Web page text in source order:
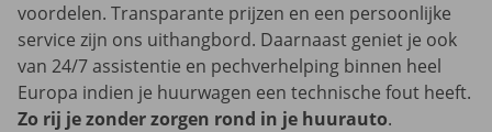
voordelen. Transparante prijzen en een persoonlijke
service zijn ons uithangbord. Daarnaast geniet je ook
van 24/7 assistentie en pechverhelping binnen heel
Europa indien je huurwagen een technische fout heeft.
Zo rij je zonder zorgen rond in je huurauto.